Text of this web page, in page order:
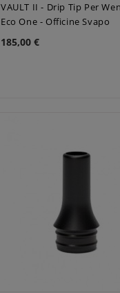
VAULT II - Drip Tip Per
Eco One - Officine Svapo
185,00 €